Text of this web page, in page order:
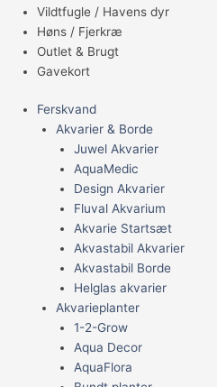
Vildtfugle / Havens dyr
Høns / Fjerkræ
Outlet & Brugt
Gavekort
Ferskvand
Akvarier & Borde
Juwel Akvarier
AquaMedic
Design Akvarier
Fluval Akvarium
Akvarie Startsæt
Akvastabil Akvarier
Akvastabil Borde
Helglas akvarier
Akvarieplanter
1-2-Grow
Aqua Decor
AquaFlora